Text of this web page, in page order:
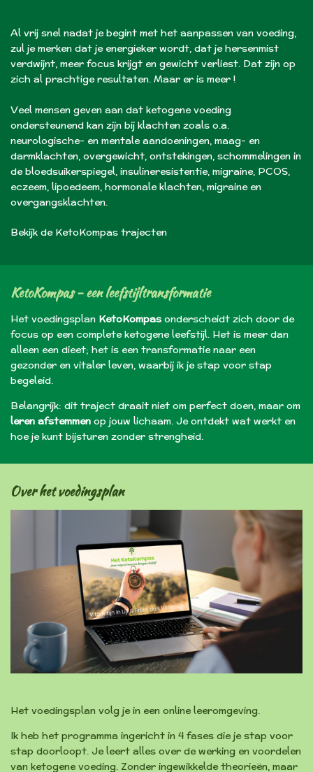
Al vrij snel nadat je begint met het aanpassen van voeding,
zul je merken dat je energieker wordt, dat je hersenmist
verdwijnt, meer focus krijgt en gewicht verliest. Dat zijn op
zich al prachtige resultaten. Maar er is meer !
Veel mensen geven aan dat ketogene voeding
ondersteunend kan zijn bij klachten zoals o.a.
neurologische- en mentale aandoeningen, maag- en
darmklachten, overgewicht, ontstekingen, schommelingen in
de bloedsuikerspiegel, insulineresistentie, migraine, PCOS,
eczeem, lipoedeem, hormonale klachten, migraine en
overgangsklachten.
Bekijk de KetoKompas trajecten
KetoKompas - een leefstijltransformatie
Het voedingsplan KetoKompas onderscheidt zich door de
focus op een complete ketogene leefstijl. Het is meer dan
alleen een dieet; het is een transformatie naar een
gezonder en vitaler leven, waarbij ik je stap voor stap
begeleid.
Belangrijk: dit traject draait niet om perfect doen, maar om
leren afstemmen op jouw lichaam. Je ontdekt wat werkt en
hoe je kunt bijsturen zonder strengheid.
Over het voedingsplan
Het voedingsplan volg je in een online leeromgeving.
Ik heb het programma ingericht in 4 fases die je stap voor
stap doorloopt. Je leert alles over de werking en voordelen
van ketogene voeding. Zonder ingewikkelde theorieën, maar